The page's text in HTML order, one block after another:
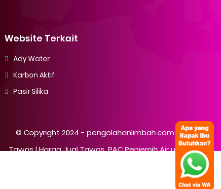
Website Terkait
Ady Water
Karbon Aktif
Pasir Silika
© Copyright 2024 - pengolahanlimbah.com Supplier
Tawas | Harga Jual Tawas, PAC Penjernih Air untuk IPAL /